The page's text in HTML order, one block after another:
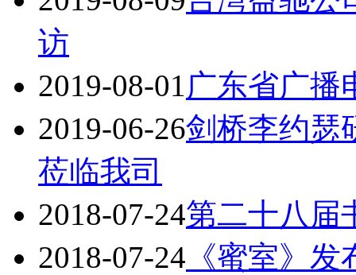
访
2019-08-01 广东省广播
2019-06-26剑桥李约瑟
莅临我司
2018-07-24第二十八届
2018-07-24 《蜜室》